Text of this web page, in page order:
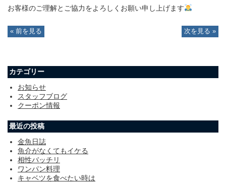
お客様のご理解とご協力をよろしくお願い申し上げます
« 前を見る 次を見る »
カテゴリー
お知らせ
スタッフブログ
クーポン情報
最近の投稿
金魚日誌
魚介がなくてもイケる
相性バッチリ
ワンパン料理
キャベツを食べたい時は